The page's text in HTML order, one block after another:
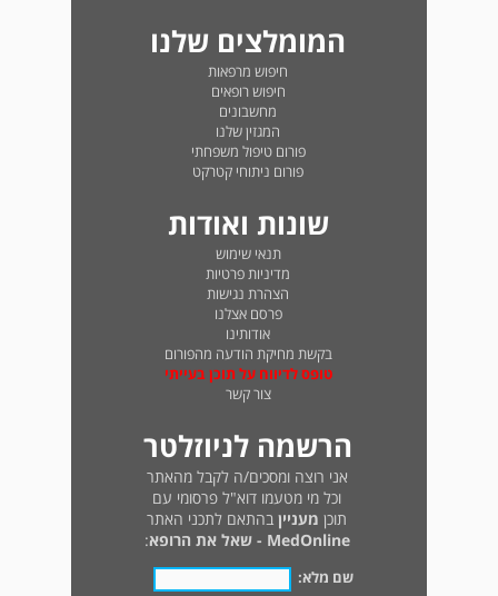
המומלצים שלנו
חיפוש מרפאות
חיפוש רופאים
מחשבונים
המגזין שלנו
פורום טיפול משפחתי
פורום ניתוחי קטרקט
שונות ואודות
תנאי שימוש
מדיניות פרטיות
הצהרת נגישות
פרסם אצלנו
אודותינו
בקשת מחיקת הודעה מהפורום
טופס לדיווח על תוכן בעייתי
צור קשר
הרשמה לניוזלטר
אני רוצה ומסכים/ה לקבל מהאתר
וכל מי מטעמו דוא"ל פרסומי עם
תוכן מעניין בהתאם לתכני האתר
MedOnline - שאל את הרופא
:
שם מלא: